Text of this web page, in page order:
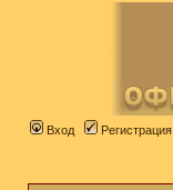
Вход Регистрация